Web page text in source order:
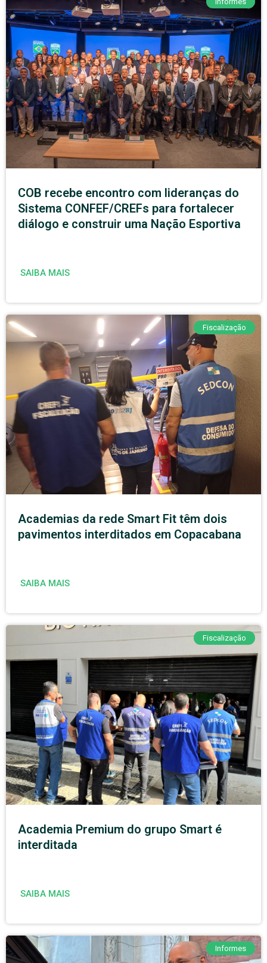
COB recebe encontro com lideranças do
Sistema CONFEF/CREFs para fortalecer
diálogo e construir uma Nação Esportiva
SAIBA MAIS
Fiscalização
Academias da rede Smart Fit têm dois
pavimentos interditados em Copacabana
SAIBA MAIS
Fiscalização
Academia Premium do grupo Smart é
interditada
SAIBA MAIS
Informes